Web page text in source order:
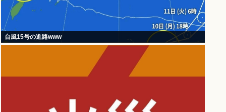
台風15号の進路www